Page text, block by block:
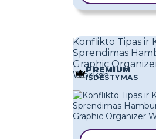
Konflikto Tipas ir
Sprendimas
Graphic
Worksh
PREMIUM
IŠDĖSTYMAS